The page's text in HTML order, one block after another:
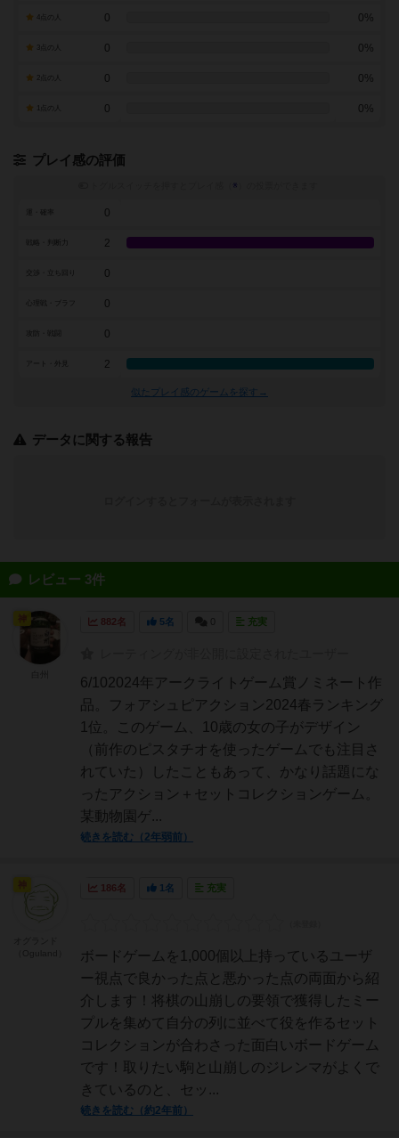
0 0%
0 0%
0 0%
0 0%
プレイ感の評価
※
0
2
交渉・立ち回り 0
0
0
アート・外見 2
似たプレイ感のゲームを探す→
データに関する報告
レビュー 3件
882名 5名 充実
6/102024年アークライトゲーム賞ノミネート作
品。フォアシュピアクション2024春ランキング
1位。このゲーム、10歳の女の子がデザイン
（前作のピスタチオを使ったゲームでも注目さ
れていた）したこともあって、かなり話題にな
ったアクション＋セットコレクションゲーム。
某動物園ゲ...
続きを読む（2年弱前）
神
186名 1名 充実
ボードゲームを1,000個以上持っているユーザ
ー視点で良かった点と悪かった点の両面から紹
介します！将棋の山崩しの要領で獲得したミー
プルを集めて自分の列に並べて役を作るセット
コレクションが合わさった面白いボードゲーム
です！取りたい駒と山崩しのジレンマがよくで
きているのと、セッ...
続きを読む（約2年前）